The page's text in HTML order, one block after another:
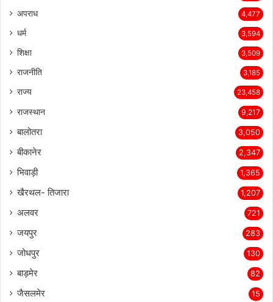
अपराध 4,477
धर्म 3,594
शिक्षा 3,509
राजनीति 3,185
राज्य 23,458
राजस्थान 9,217
बालोतरा 3,050
बीकानेर 2,347
भिवाड़ी 1,365
खैरथल- तिजारा 1,207
अलवर 721
जयपुर 283
जोधपुर 130
बाड़मेर 82
जैसलमेर 15